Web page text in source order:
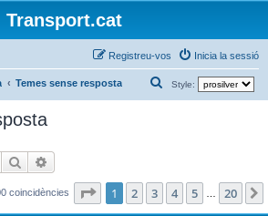
Transport.cat
Inicia la sessió
Registreu-vos
Temes sense resposta Style:
e
Cerca
coincidències Pàgina de 20
1 2 3 4 5 20